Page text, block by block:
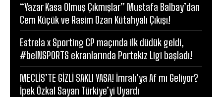
“Yazar Kasa Olmuş Çıkmışlar” Mustafa Balbay’dan
Cem Küçük ve Rasim Ozan Kütahyalı Çıkışı!
Estrela x Sporting CP maçında ilk düdük geldi,
#beINSPORTS ekranlarında Portekiz Ligi başladı!
MECLİS’TE GİZLİ SAKLI YASA! İmralı’ya Af mı Geliyor?
İpek Özkal Sayan Türkiye’yi Uyardı